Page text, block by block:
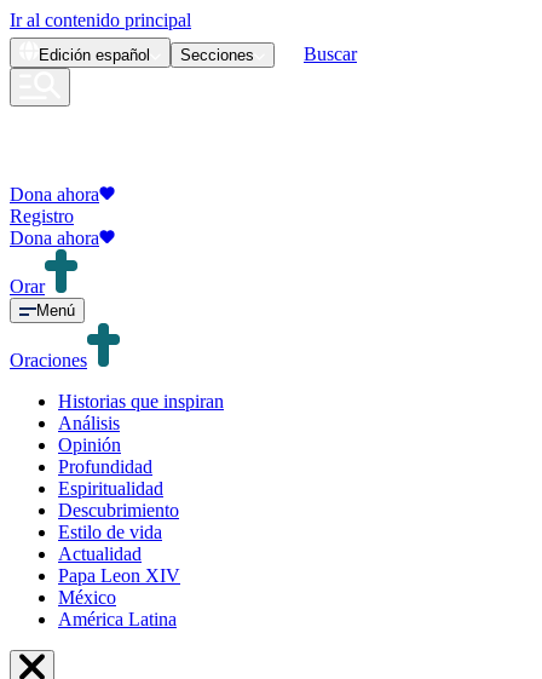
Ir al contenido principal
Edición español Secciones Buscar
Dona ahora
Registro
Dona ahora
Orar
Menú
Oraciones
Historias que inspiran
Análisis
Opinión
Profundidad
Espiritualidad
Descubrimiento
Estilo de vida
Actualidad
Papa Leon XIV
México
América Latina